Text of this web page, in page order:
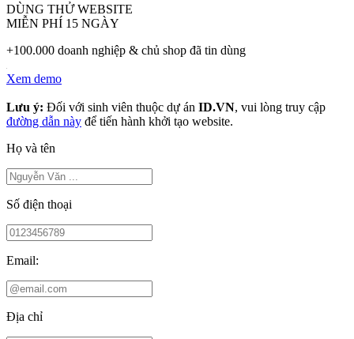
DÙNG THỬ WEBSITE
MIỄN PHÍ 15 NGÀY
+100.000 doanh nghiệp & chủ shop đã tin dùng
Xem demo
Lưu ý: Đối với sinh viên thuộc dự án ID.VN, vui lòng truy cập
đường dẫn này để tiến hành khởi tạo website.
Họ và tên
Số điện thoại
Email:
Địa chỉ